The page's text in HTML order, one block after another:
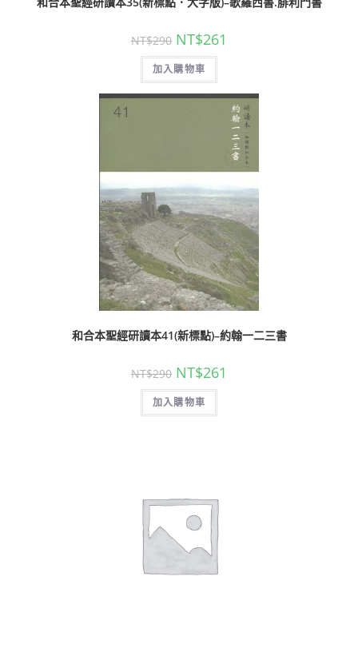
NT$290 NT$261
加入購物車
和合本聖經研讀本41(新標點)–約翰一二三書
NT$290 NT$261
加入購物車